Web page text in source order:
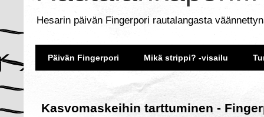
Hesarin päivän Fingerpori rautalangasta
Päivän Fingerpori Mikä strippi? -visailu
Kasvomaskeihin tarttuminen -